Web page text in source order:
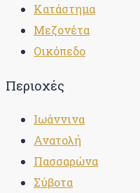
Κατάστημα
Μεζονέτα
Οικόπεδο
Περιοχές
Ιωάννινα
Ανατολή
Πασσαρώνα
Σύβοτα